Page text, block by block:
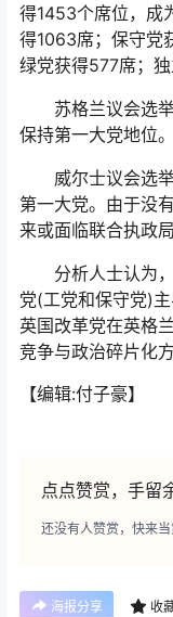
得1453个席位，成
得1063席；保守党
绿党获得577席；独
苏格兰议会选举
保持第一大党地位。
威尔士议会选举
第一大党。由于没
来或面临联合执政局
分析人士认为，
党(工党和保守党)
英国改革党在英格
竞争与政治碎片化
【编辑:付子豪】
点点赞赏，手留
还没有人赞赏，快来当
海报分享 收